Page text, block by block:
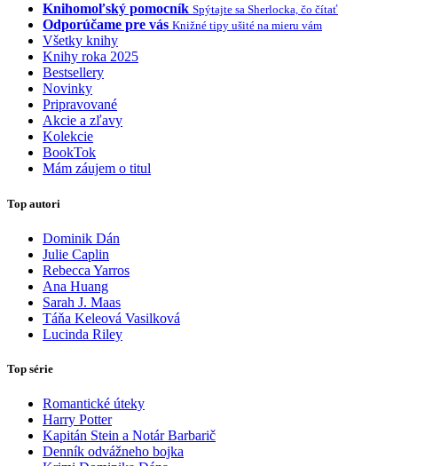
Knihomoľský pomocník Spýtajte sa Sherlocka, čo čítať
Odporúčame pre vás Knižné tipy ušité na mieru vám
Všetky knihy
Knihy roka 2025
Bestsellery
Novinky
Pripravované
Akcie a zľavy
Kolekcie
BookTok
Mám záujem o titul
Top autori
Dominik Dán
Julie Caplin
Rebecca Yarros
Ana Huang
Sarah J. Maas
Táňa Keleová Vasilková
Lucinda Riley
Top série
Romantické úteky
Harry Potter
Kapitán Stein a Notár Barbarič
Denník odvážneho bojka